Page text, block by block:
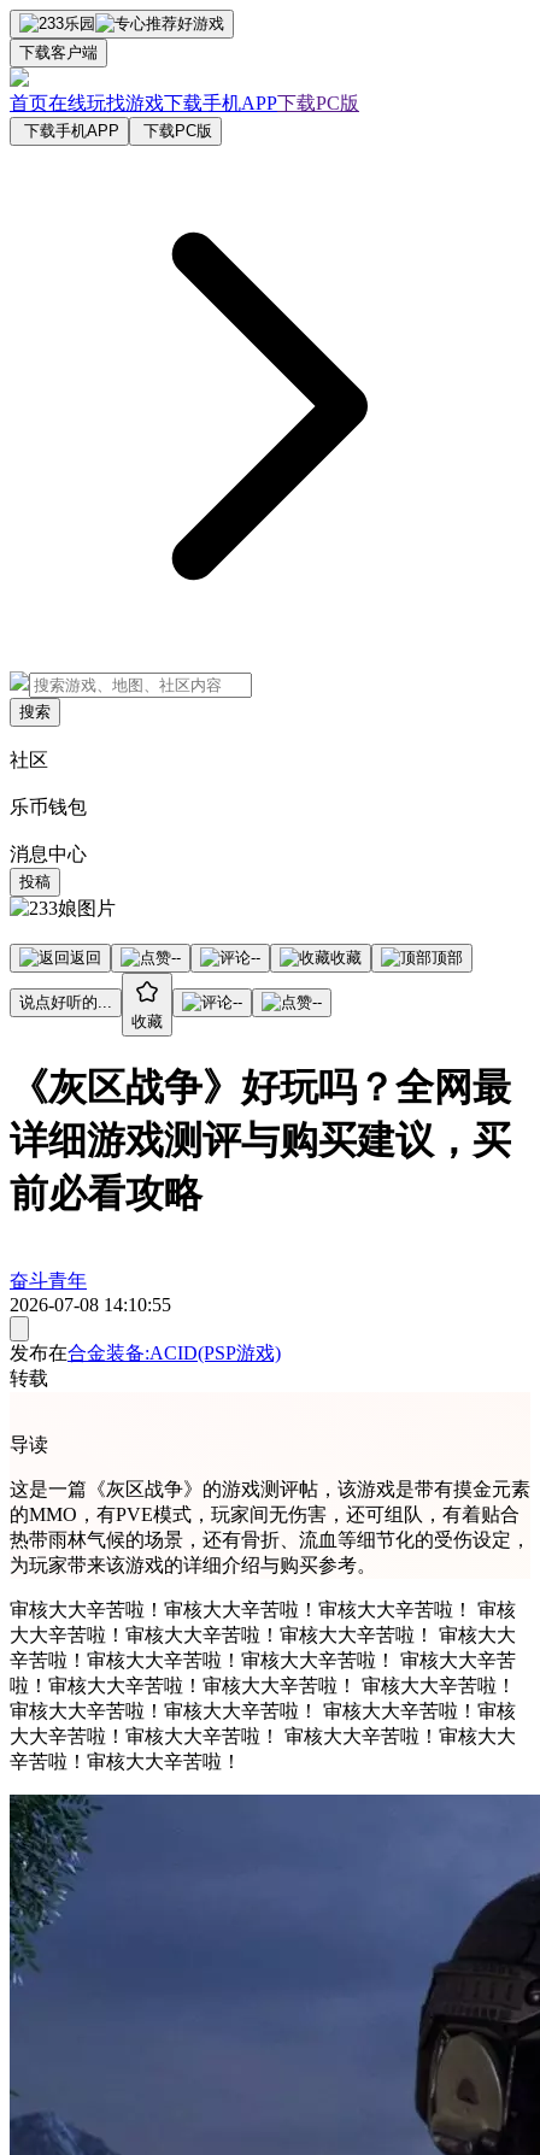
下载客户端
首页在线玩找游戏下载手机APP下载PC版
下载手机APP 下载PC版
搜索
社区
乐币钱包
消息中心
投稿
返回 -- -- 收藏 顶部
说点好听的...
收藏
-- --
《灰区战争》好玩吗？全网最
详细游戏测评与购买建议，买
前必看攻略
奋斗青年
2026-07-08 14:10:55
发布在合金装备:ACID(PSP游戏)
转载
导读
这是一篇《灰区战争》的游戏测评帖，该游戏是带有摸金元素
的MMO，有PVE模式，玩家间无伤害，还可组队，有着贴合
热带雨林气候的场景，还有骨折、流血等细节化的受伤设定，
为玩家带来该游戏的详细介绍与购买参考。
审核大大辛苦啦！审核大大辛苦啦！审核大大辛苦啦！ 审核
大大辛苦啦！审核大大辛苦啦！审核大大辛苦啦！ 审核大大
辛苦啦！审核大大辛苦啦！审核大大辛苦啦！ 审核大大辛苦
啦！审核大大辛苦啦！审核大大辛苦啦！ 审核大大辛苦啦！
审核大大辛苦啦！审核大大辛苦啦！ 审核大大辛苦啦！审核
大大辛苦啦！审核大大辛苦啦！ 审核大大辛苦啦！审核大大
辛苦啦！审核大大辛苦啦！